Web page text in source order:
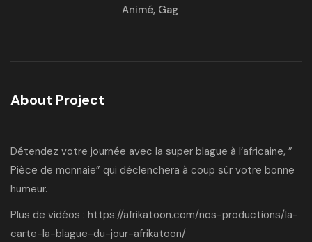
Animé, Gag
About Project
Détendez votre journée avec la super blague à l’africaine, ”
Pièce de monnaie” qui déclenchera à coup sûr votre bonne
humeur.
Plus de vidéos : https://afrikatoon.com/nos-productions/la-
carte-la-blague-du-jour-afrikatoon/